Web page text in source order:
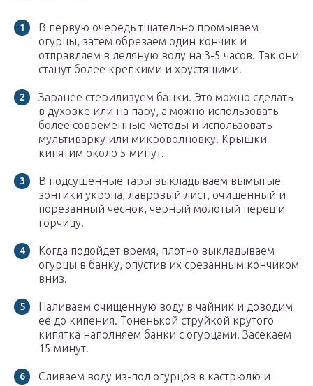
В первую очередь тщательно промываем
огурцы, затем обрезаем один кончик и
отправляем в ледяную воду на 3-5 часов. Так они
станут более крепкими и хрустящими.
Заранее стерилизуем банки. Это можно сделать
в духовке или на пару, а можно использовать
более современные методы и использовать
мультиварку или микроволновку. Крышки
кипятим около 5 минут.
В подсушенные тары выкладываем вымытые
зонтики укропа, лавровый лист, очищенный и
порезанный чеснок, черный молотый перец и
горчицу.
Когда подойдет время, плотно выкладываем
огурцы в банку, опустив их срезанным кончиком
вниз.
Наливаем очищенную воду в чайник и доводим
ее до кипения. Тоненькой струйкой крутого
кипятка наполняем банки с огурцами. Засекаем
15 минут.
Сливаем воду из-под огурцов в кастрюлю и